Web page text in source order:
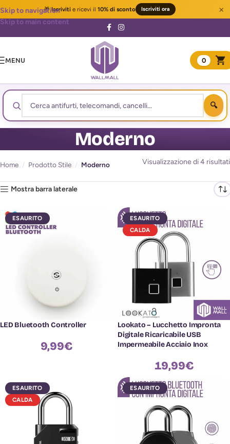
🎁Iscrivitie ricevi il 10% di sconto Iscriviti ora ×
Skip to navigation
Skip to main content
MENU 0
Moderno
Home / Prodotto Stile / Moderno Visualizzazione di 4 risultati
Mostra barra laterale
ESAURITO
LED Bluetooth Controller
9,99€
ESAURITO
CALDA
Lookato – Lucchetto Impronta
Digitale Ricaricabile USB
Impermeabile Acciaio Inox
19,99€
ESAURITO
CALDA
ESAURITO